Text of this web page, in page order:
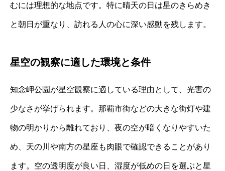
むには理想的な地点です。特に晴天の日は星のきらめき
と朝日が重なり、訪れる人の心に深い感動を残します。
星空の観察に適した環境と条件
知念岬公園が星空観察に適している理由として、光害の
少なさが挙げられます。那覇市街などの大きな街灯や建
物の明かりから離れており、夜の空が暗くなりやすいた
め、天の川や南方の星座も肉眼で確認できることがあり
ます。空の透明度が良い日、湿度が低めの日を選ぶと星